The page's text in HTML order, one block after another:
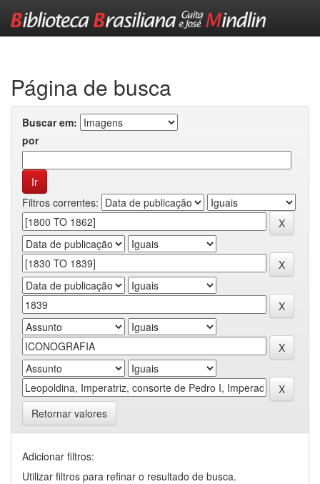
Página de busca
Buscar em:
por
Filtros correntes:
Retornar valores
Adicionar filtros:
Utilizar filtros para refinar o resultado de busca.